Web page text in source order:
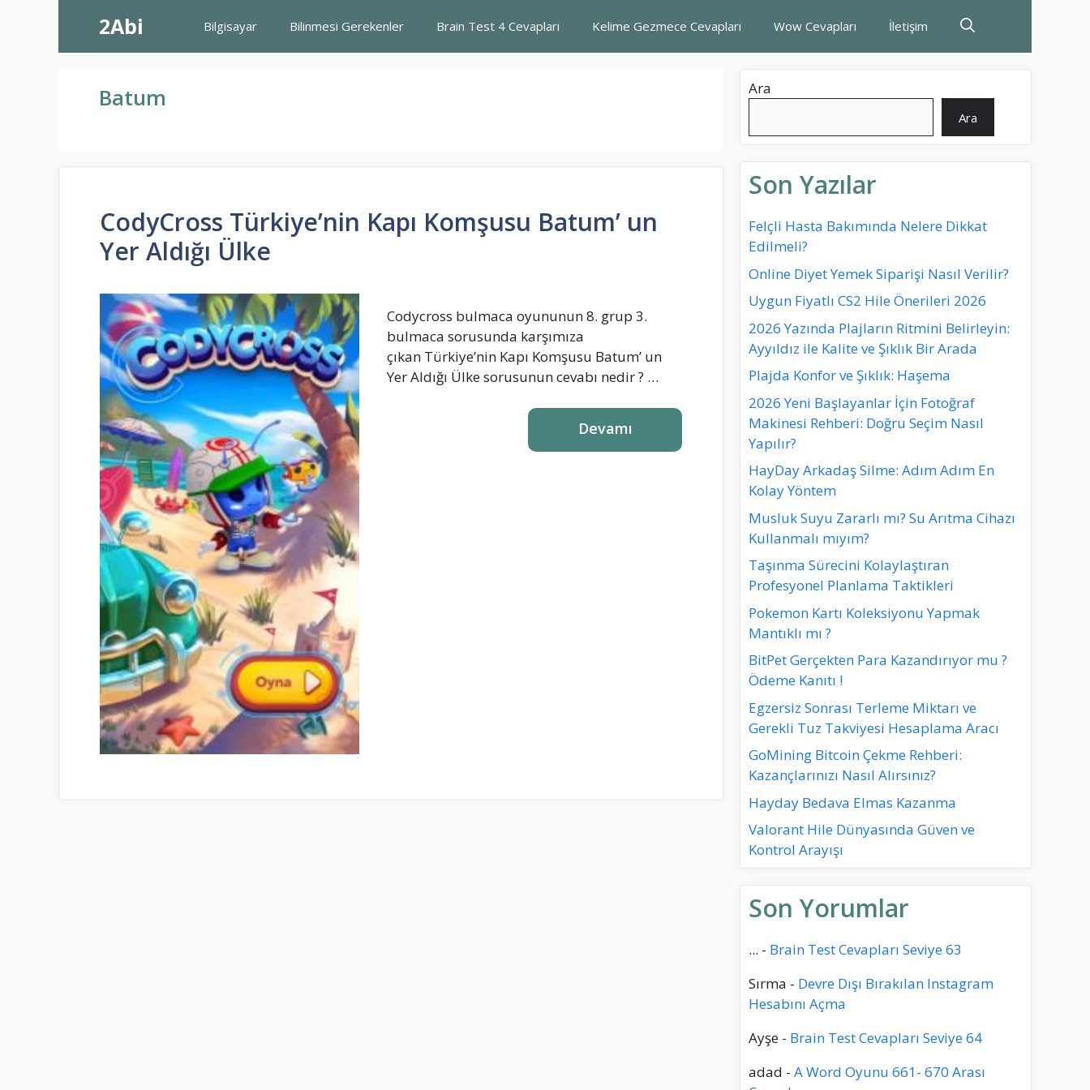
2Abi Bilgisayar Bilinmesi Gerekenler Brain Test 4 Cevapları Kelime Gezmece Cevapları Wow Cevapları İletişim
Batum
CodyCross Türkiye’nin Kapı Komşusu Batum’ un
Yer Aldığı Ülke
Codycross bulmaca oyununun 8. grup 3.
bulmaca sorusunda karşımıza
çıkan Türkiye’nin Kapı Komşusu Batum’ un
Yer Aldığı Ülke sorusunun cevabı nedir ? …
Devamı
Ara
Ara
Son Yazılar
Felçli Hasta Bakımında Nelere Dikkat
Edilmeli?
Online Diyet Yemek Siparişi Nasıl Verilir?
Uygun Fiyatlı CS2 Hile Önerileri 2026
2026 Yazında Plajların Ritmini Belirleyin:
Ayyıldız ile Kalite ve Şıklık Bir Arada
Plajda Konfor ve Şıklık: Haşema
2026 Yeni Başlayanlar İçin Fotoğraf
Makinesi Rehberi: Doğru Seçim Nasıl
Yapılır?
HayDay Arkadaş Silme: Adım Adım En
Kolay Yöntem
Musluk Suyu Zararlı mı? Su Arıtma Cihazı
Kullanmalı mıyım?
Taşınma Sürecini Kolaylaştıran
Profesyonel Planlama Taktikleri
Pokemon Kartı Koleksiyonu Yapmak
Mantıklı mı ?
BitPet Gerçekten Para Kazandırıyor mu ?
Ödeme Kanıtı !
Egzersiz Sonrası Terleme Miktarı ve
Gerekli Tuz Takviyesi Hesaplama Aracı
GoMining Bitcoin Çekme Rehberi:
Kazançlarınızı Nasıl Alırsınız?
Hayday Bedava Elmas Kazanma
Valorant Hile Dünyasında Güven ve
Kontrol Arayışı
Son Yorumlar
... - Brain Test Cevapları Seviye 63
Sırma - Devre Dışı Bırakılan Instagram
Hesabını Açma
Ayşe - Brain Test Cevapları Seviye 64
adad - A Word Oyunu 661- 670 Arası